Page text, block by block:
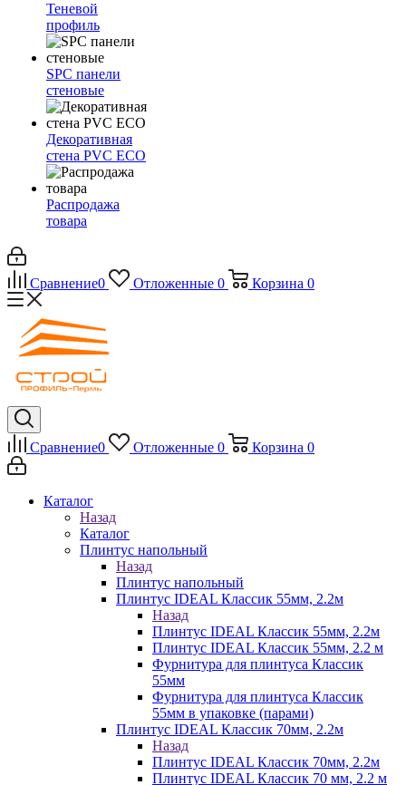
Теневой
профиль
SPC панели
стеновые
Декоративная
стена PVC ECO
Распродажа
товара
Сравнение0 Отложенные 0 Корзина 0
Сравнение0 Отложенные 0 Корзина 0
Каталог
Назад
Каталог
Плинтус напольный
Назад
Плинтус напольный
Плинтус IDEAL Классик 55мм, 2.2м
Назад
Плинтус IDEAL Классик 55мм, 2.2м
Плинтус IDEAL Классик 55мм, 2.2 м
Фурнитура для плинтуса Классик
55мм
Фурнитура для плинтуса Классик
55мм в упаковке (парами)
Плинтус IDEAL Классик 70мм, 2.2м
Назад
Плинтус IDEAL Классик 70мм, 2.2м
Плинтус IDEAL Классик 70 мм, 2.2 м